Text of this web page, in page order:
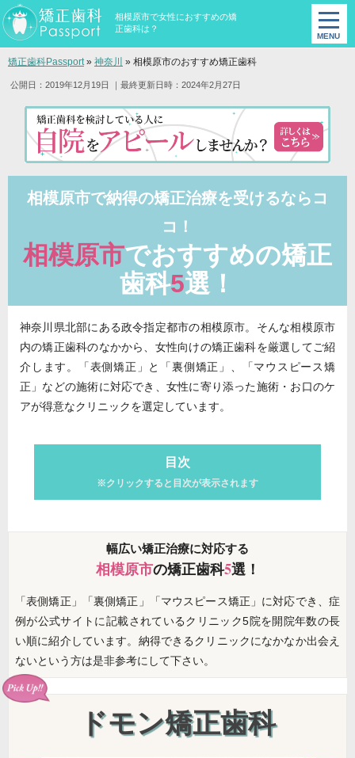
相模原市で女性におすすめの矯
正歯科は？
矯正歯科Passport» 神奈川 » 相模原市のおすすめ矯正歯科
公開日：2019年12月19日 ｜最終更新日時：2024年2月27日
相模原市で納得の矯正治療を受けるならコ
コ！
相模原市でおすすめの矯正
歯科5選！
神奈川県北部にある政令指定都市の相模原市。そんな相模原市
内の矯正歯科のなかから、女性向けの矯正歯科を厳選してご紹
介します。「表側矯正」と「裏側矯正」、「マウスピース矯
正」などの施術に対応でき、女性に寄り添った施術・お口のケ
アが得意なクリニックを選定しています。
目次
※クリックすると目次が表示されます
幅広い矯正治療に対応する
相模原市の矯正歯科5選！
「表側矯正」「裏側矯正」「マウスピース矯正」に対応でき、症
例が公式サイトに記載されているクリニック5院を開院年数の長
い順に紹介しています。納得できるクリニックになかなか出会え
ないという方は是非参考にして下さい。
ドモン矯正歯科